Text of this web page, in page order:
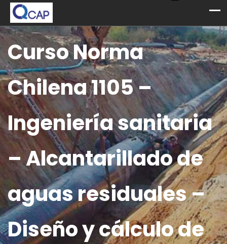
Curso Norma
Chilena 1105 –
Ingeniería sanitaria
– Alcantarillado de
aguas residuales –
Diseño y cálculo de